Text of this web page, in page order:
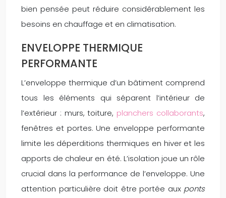
bien pensée peut réduire considérablement les
besoins en chauffage et en climatisation.
ENVELOPPE THERMIQUE
PERFORMANTE
L’enveloppe thermique d’un bâtiment comprend
tous les éléments qui séparent l’intérieur de
l’extérieur : murs, toiture, planchers collaborants,
fenêtres et portes. Une enveloppe performante
limite les déperditions thermiques en hiver et les
apports de chaleur en été. L’isolation joue un rôle
crucial dans la performance de l’enveloppe. Une
attention particulière doit être portée aux ponts